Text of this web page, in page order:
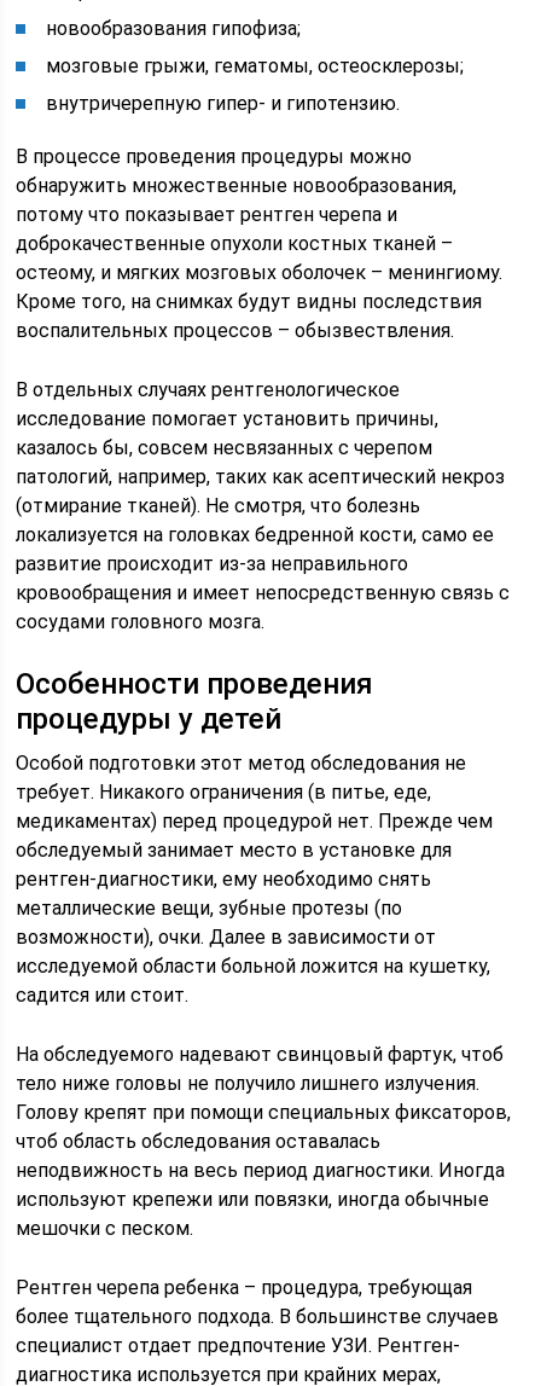
новообразования гипофиза;
мозговые грыжи, гематомы, остеосклерозы;
внутричерепную гипер- и гипотензию.
В процессе проведения процедуры можно
обнаружить множественные новообразования,
потому что показывает рентген черепа и
доброкачественные опухоли костных тканей –
остеому, и мягких мозговых оболочек – менингиому.
Кроме того, на снимках будут видны последствия
воспалительных процессов – обызвествления.
В отдельных случаях рентгенологическое
исследование помогает установить причины,
казалось бы, совсем несвязанных с черепом
патологий, например, таких как асептический некроз
(отмирание тканей). Не смотря, что болезнь
локализуется на головках бедренной кости, само ее
развитие происходит из-за неправильного
кровообращения и имеет непосредственную связь с
сосудами головного мозга.
Особенности проведения
процедуры у детей
Особой подготовки этот метод обследования не
требует. Никакого ограничения (в питье, еде,
медикаментах) перед процедурой нет. Прежде чем
обследуемый занимает место в установке для
рентген-диагностики, ему необходимо снять
металлические вещи, зубные протезы (по
возможности), очки. Далее в зависимости от
исследуемой области больной ложится на кушетку,
садится или стоит.
На обследуемого надевают свинцовый фартук, чтоб
тело ниже головы не получило лишнего излучения.
Голову крепят при помощи специальных фиксаторов,
чтоб область обследования оставалась
неподвижность на весь период диагностики. Иногда
используют крепежи или повязки, иногда обычные
мешочки с песком.
Рентген черепа ребенка – процедура, требующая
более тщательного подхода. В большинстве случаев
специалист отдает предпочтение УЗИ. Рентген-
диагностика используется при крайних мерах,